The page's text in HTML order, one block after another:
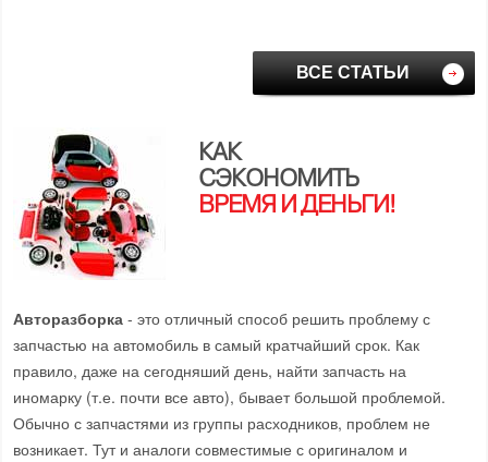
ВСЕ СТАТЬИ
КАК
СЭКОНОМИТЬ
ВРЕМЯ И ДЕНЬГИ!
Авторазборка - это отличный способ решить проблему с
запчастью на автомобиль в самый кратчайший срок. Как
правило, даже на сегодняший день, найти запчасть на
иномарку (т.е. почти все авто), бывает большой проблемой.
Обычно с запчастями из группы расходников, проблем не
возникает. Тут и аналоги совместимые с оригиналом и